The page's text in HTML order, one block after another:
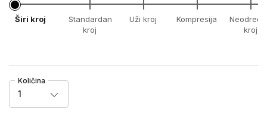
Širi kroj
Standardan
kroj
Uži kroj Kompresija
kroj
Količina
1